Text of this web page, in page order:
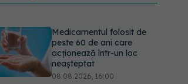
Medicamentul folosit de
peste 60 de ani care
acționează într-un loc
neașteptat
08.08.2026, 16:00